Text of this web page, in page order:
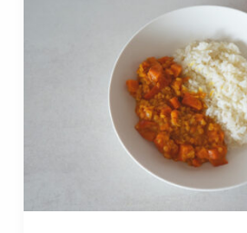
aromatisch